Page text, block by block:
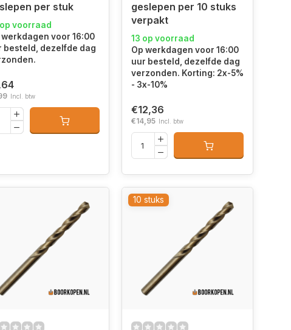
per stuk
voorraad
werkdagen voor 16:00
besteld, dezelfde dag
Incl. btw
geslepen per 10 stuks
verpakt
13 op voorraad
Op werkdagen voor 16:00
uur besteld, dezelfde dag
verzonden. Korting: 2x-5%
- 3x-10%
€12,36
€14,95 Incl. btw
10 stuks